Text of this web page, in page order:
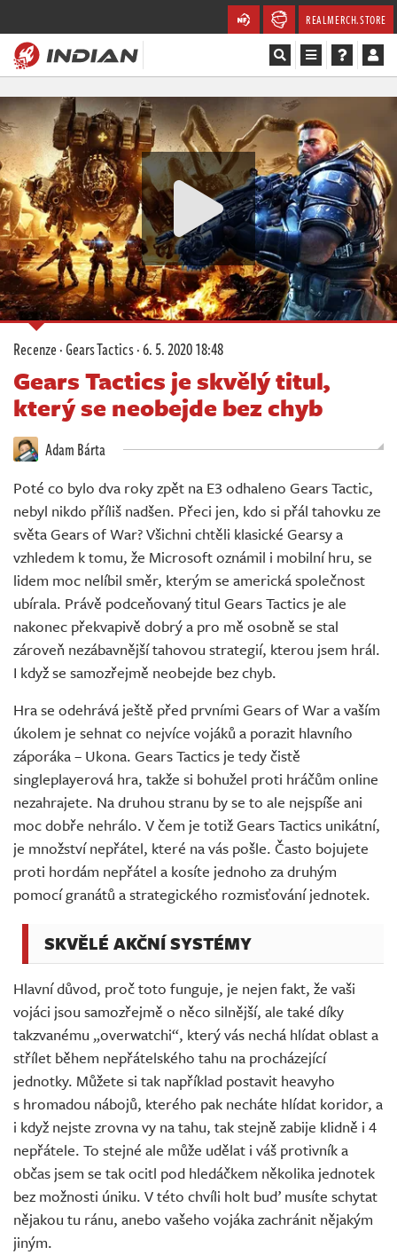
REALMERCH.STORE
Magazín
Recenze
Videa
Soutěže
Databáze
Komunita
Redakce
Živě
Recenze·Gears Tactics·6. 5. 2020 18:48
Gears Tactics je skvělý titul,
který se neobejde bez chyb
Adam Bárta
Poté co bylo dva roky zpět na E3 odhaleno Gears Tactic,
nebyl nikdo příliš nadšen. Přeci jen, kdo si přál tahovku ze
světa Gears of War? Všichni chtěli klasické Gearsy a
vzhledem k tomu, že Microsoft oznámil i mobilní hru, se
lidem moc nelíbil směr, kterým se americká společnost
ubírala. Právě podceňovaný titul Gears Tactics je ale
nakonec překvapivě dobrý a pro mě osobně se stal
zároveň nezábavnější tahovou strategií, kterou jsem hrál.
I když se samozřejmě neobejde bez chyb.
Hra se odehrává ještě před prvními Gears of War a vaším
úkolem je sehnat co nejvíce vojáků a porazit hlavního
záporáka – Ukona. Gears Tactics je tedy čistě
singleplayerová hra, takže si bohužel proti hráčům online
nezahrajete. Na druhou stranu by se to ale nejspíše ani
moc dobře nehrálo. V čem je totiž Gears Tactics unikátní,
je množství nepřátel, které na vás pošle. Často bojujete
proti hordám nepřátel a kosíte jednoho za druhým
pomocí granátů a strategického rozmisťování jednotek.
SKVĚLÉ AKČNÍ SYSTÉMY
Hlavní důvod, proč toto funguje, je nejen fakt, že vaši
vojáci jsou samozřejmě o něco silnější, ale také díky
takzvanému „overwatchi“, který vás nechá hlídat oblast a
střílet během nepřátelského tahu na procházející
jednotky. Můžete si tak například postavit heavyho
s hromadou nábojů, kterého pak necháte hlídat koridor, a
i když nejste zrovna vy na tahu, tak stejně zabije klidně i 4
nepřátele. To stejné ale může udělat i váš protivník a
občas jsem se tak ocitl pod hledáčkem několika jednotek
bez možnosti úniku. V této chvíli holt buď musíte schytat
nějakou tu ránu, anebo vašeho vojáka zachránit nějakým
jiným.